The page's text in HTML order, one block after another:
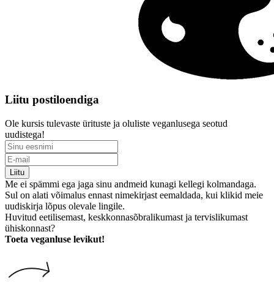
Liitu postiloendiga
Ole kursis tulevaste ürituste ja oluliste veganlusega seotud
uudistega!
Liitu
Me ei spämmi ega jaga sinu andmeid kunagi kellegi kolmandaga.
Sul on alati võimalus ennast nimekirjast eemaldada, kui klikid meie
uudiskirja lõpus olevale lingile.
Huvitud eetilisemast, keskkonnasõbralikumast ja tervislikumast
ühiskonnast?
Toeta veganluse levikut!